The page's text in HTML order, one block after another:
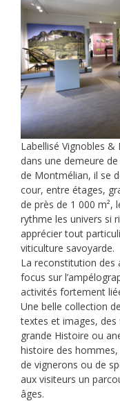
Labellisé Vignobles
dans une demeure
de Montmélian, il se
cour, entre étages,
de près de 1 000 m²,
rythme les univers si
apprécier tout
viticulture savoyarde.
La reconstitution des
focus sur
activités fortement
Une belle collection
textes et images,
grande Histoire ou
histoire des
de vignerons ou de
aux visiteurs un
âges.